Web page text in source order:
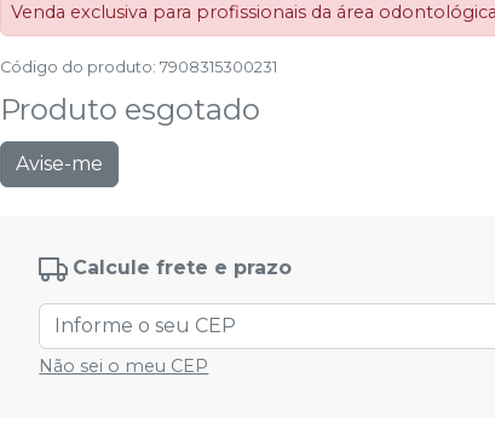
Venda exclusiva para profissionais da área
Código do produto:7908315300231
Produto esgotado
Avise-me
Calcule frete e prazo
Não sei o meu CEP